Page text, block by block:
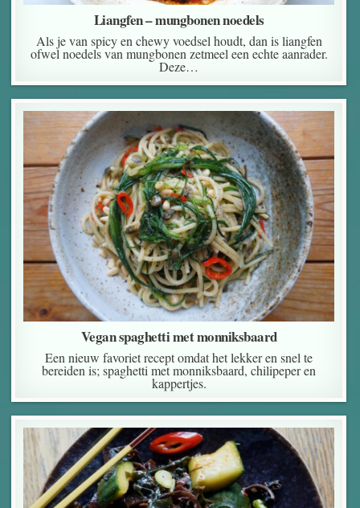
Liangfen – mungbonen noedels
Als je van spicy en chewy voedsel houdt, dan is liangfen
ofwel noedels van mungbonen zetmeel een echte aanrader.
Deze…
Vegan spaghetti met monniksbaard
Een nieuw favoriet recept omdat het lekker en snel te
bereiden is; spaghetti met monniksbaard, chilipeper en
kappertjes.